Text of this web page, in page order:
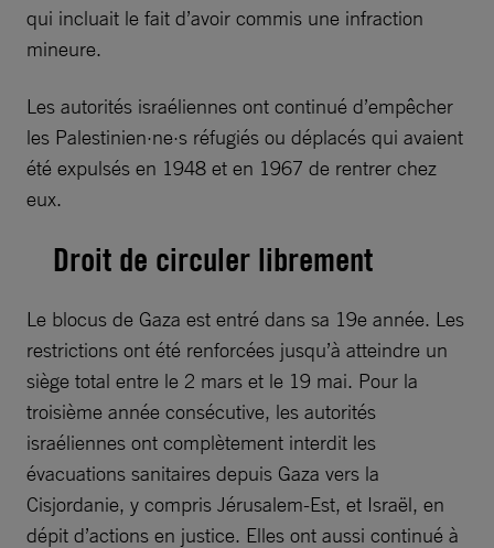
qui incluait le fait d’avoir commis une infraction
mineure.
Les autorités israéliennes ont continué d’empêcher
les Palestinien·ne·s réfugiés ou déplacés qui avaient
été expulsés en 1948 et en 1967 de rentrer chez
eux.
Droit de circuler librement
Le blocus de Gaza est entré dans sa 19e année. Les
restrictions ont été renforcées jusqu’à atteindre un
siège total entre le 2 mars et le 19 mai. Pour la
troisième année consécutive, les autorités
israéliennes ont complètement interdit les
évacuations sanitaires depuis Gaza vers la
Cisjordanie, y compris Jérusalem-Est, et Israël, en
dépit d’actions en justice. Elles ont aussi continué à